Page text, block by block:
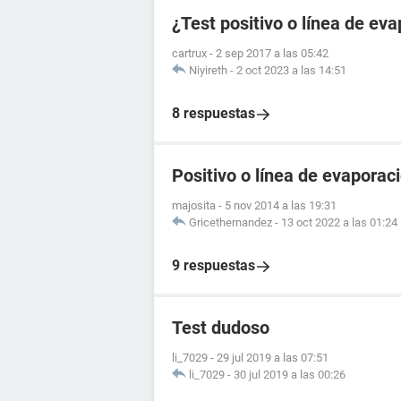
¿Test positivo o línea de
cartrux - 2 sep 2017 a las 05:42
Niyireth - 2 oct 2023 a las 14:51
8 respuestas
Positivo o línea de
majosita - 5 nov 2014 a las 19:31
Gricethernandez - 13 oct 2022 a las 01:24
9 respuestas
Test dudoso
li_7029 - 29 jul 2019 a las 07:51
li_7029 - 30 jul 2019 a las 00:26